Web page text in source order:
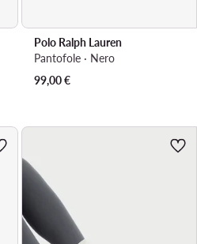
Polo Ralph Lauren
Pantofole · Nero
99,00€